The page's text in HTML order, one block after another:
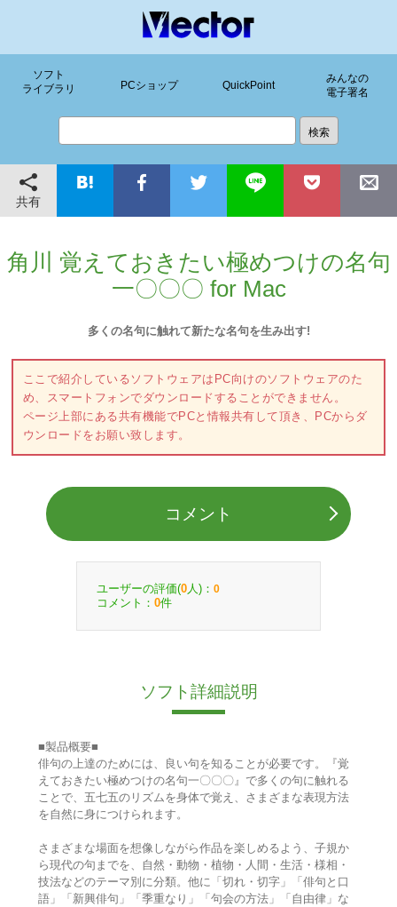
ソフト
ライブラリ
PCショップ QuickPoint
みんなの
電子署名
共有
角川 覚えておきたい極めつけの名句
一〇〇〇 for Mac
多くの名句に触れて新たな名句を生み出す!
ここで紹介しているソフトウェアはPC向けのソフトウェアのた
め、スマートフォンでダウンロードすることができません。
ページ上部にある共有機能でPCと情報共有して頂き、PCからダ
ウンロードをお願い致します。
コメント
ユーザーの評価(0 人)： 0
コメント： 0件
ソフト詳細説明
■製品概要■
俳句の上達のためには、良い句を知ることが必要です。『覚
えておきたい極めつけの名句一〇〇〇』で多くの句に触れる
ことで、五七五のリズムを身体で覚え、さまざまな表現方法
を自然に身につけられます。
さまざまな場面を想像しながら作品を楽しめるよう、子規か
ら現代の句までを、自然・動物・植物・人間・生活・様相・
技法などのテーマ別に分類。他に「切れ・切字」「俳句と口
語」「新興俳句」「季重なり」「句会の方法」「自由律」な